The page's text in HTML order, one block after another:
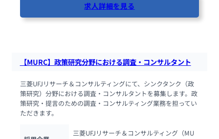
求人詳細を見る
【MURC】政策研究分野における調査・コンサルタント
三菱UFJリサーチ＆コンサルティングにて、シンクタンク（政
策研究）分野における調査・コンサルタントを募集します。政
策研究・提言のための調査・コンサルティング業務を担ってい
ただきます。
三菱UFJリサーチ＆コンサルティング（MU